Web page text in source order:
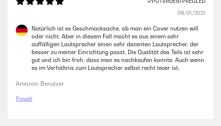
06/01/2021
Natürlich ist es Geschmacksache, ob man ein Cover nutzen will
oder nicht. Aber in diesem Fall macht es aus einem sehr
auffälligen Lautsprecher einen sehr dezenten Lautsprecher, der
besser zu meiner Einrichtung passt. Die Qualität des Teils ist sehr
gut und ich bin froh, dass man es nachkaufen konnte. Auch wenn
es im Verhältnis zum Lautsprecher selbst recht teuer ist.
Amazon-Benutzer
Prevedi